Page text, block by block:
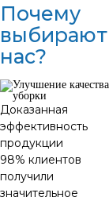
Почему
выбирают
нас?
Доказанная
эффективность
продукции
98% клиентов
получили
значительное